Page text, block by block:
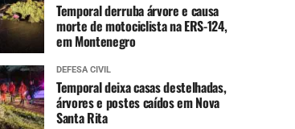
Temporal derruba árvore e causa
morte de motociclista na ERS-124,
em Montenegro
DEFESA CIVIL
Temporal deixa casas destelhadas,
árvores e postes caídos em Nova
Santa Rita